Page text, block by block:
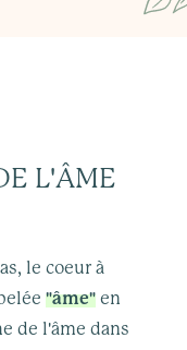
le coeur à
"âme" en
de l'âme dans